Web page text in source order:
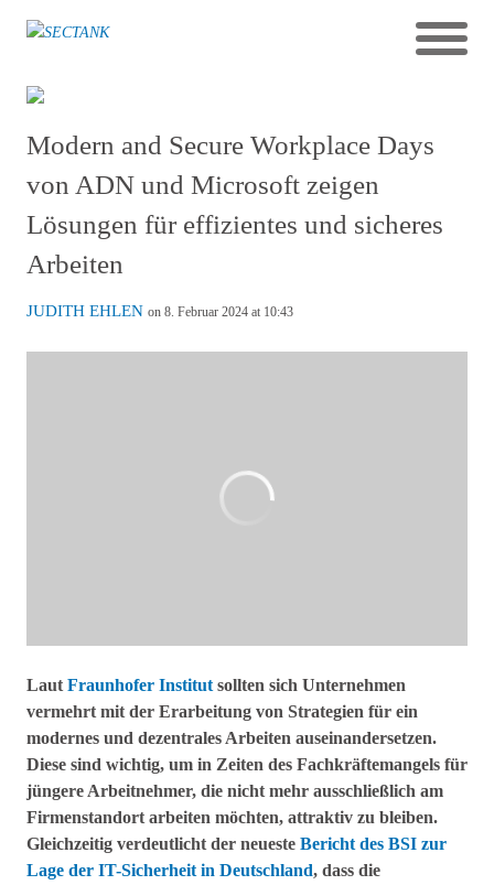
Modern and Secure Workplace Days
von ADN und Microsoft zeigen
Lösungen für effizientes und sicheres
Arbeiten
JUDITH EHLEN on 8. Februar 2024 at 10:43
Laut Fraunhofer Institut sollten sich Unternehmen
vermehrt mit der Erarbeitung von Strategien für ein
modernes und dezentrales Arbeiten auseinandersetzen.
Diese sind wichtig, um in Zeiten des Fachkräftemangels für
jüngere Arbeitnehmer, die nicht mehr ausschließlich am
Firmenstandort arbeiten möchten, attraktiv zu bleiben.
Gleichzeitig verdeutlicht der neueste Bericht des BSI zur
Lage der IT-Sicherheit in Deutschland, dass die